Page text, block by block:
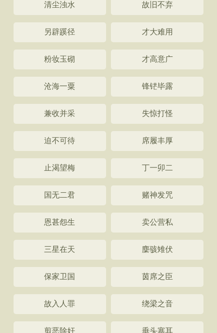
清尘浊水 故旧不弃
另辟蹊径 才大难用
粉妆玉砌 才高意广
沧海一粟 锋铓毕露
兼收并采 失惊打怪
迫不可待 席履丰厚
止渴望梅 丁一卯二
国无二君 赌神发咒
恩甚怨生 卖公营私
三星在天 麇骇雉伏
保家卫国 茵席之臣
故入人罪 绕梁之音
剪恶除奸 垂头塞耳